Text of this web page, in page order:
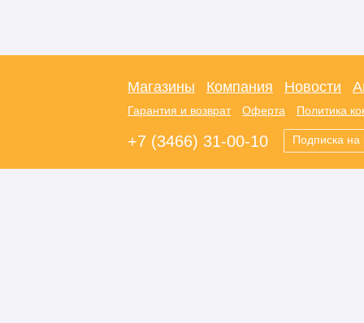
Магазины Компания Новости
Гарантия и возврат Оферта Политика
+7 (3466) 31-00-10 Подписка на